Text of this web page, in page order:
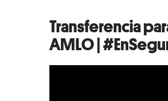
Transferencia
AMLO |